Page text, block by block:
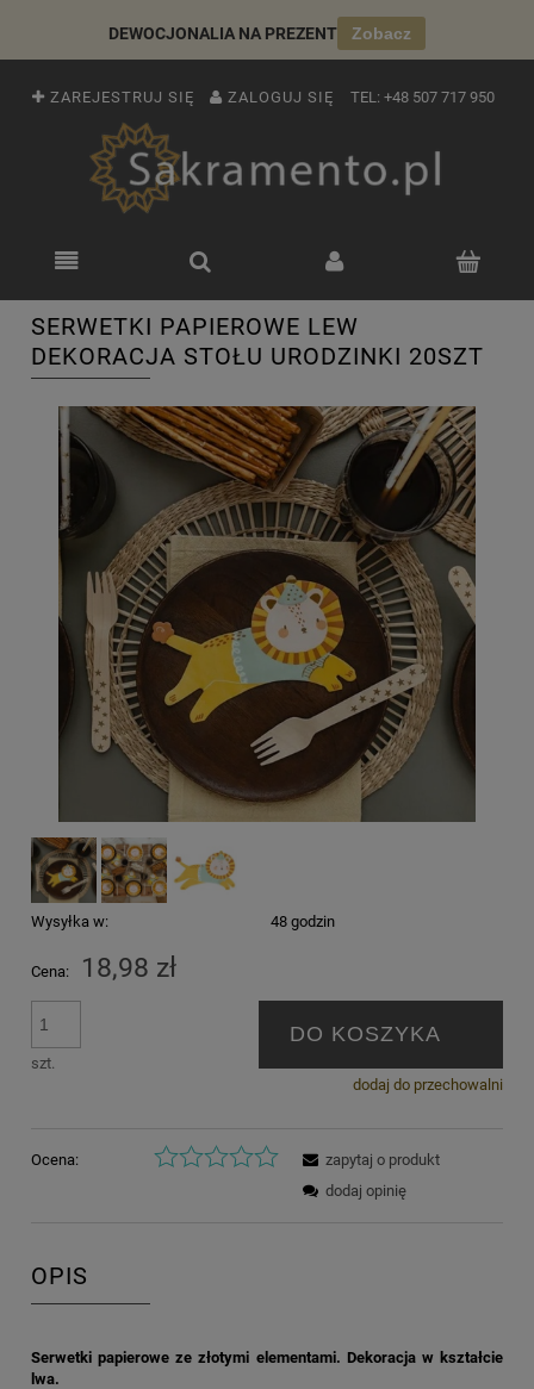
DEWOCJONALIA NA PREZENT Zobacz
ZAREJESTRUJ SIĘ ZALOGUJ SIĘ TEL: +48 507 717 950
SERWETKI PAPIEROWE LEW
DEKORACJA STOŁU URODZINKI 20SZT
Wysyłka w: 48 godzin
Cena: 18,98 zł
szt.
DO KOSZYKA
dodaj do przechowalni
Ocena:
zapytaj o produkt
dodaj opinię
OPIS
Serwetki papierowe ze złotymi elementami. Dekoracja w kształcie
lwa.